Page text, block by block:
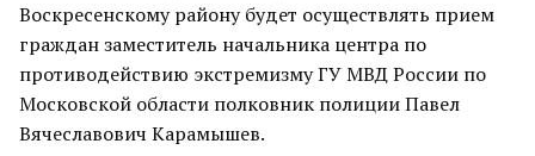
Воскресенскому району будет осуществлять прием
граждан заместитель начальника центра по
противодействию экстремизму ГУ МВД России по
Московской области полковник полиции Павел
Вячеславович Карамышев.